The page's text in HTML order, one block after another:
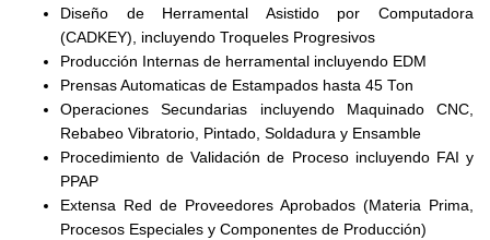
Diseño de Herramental Asistido por Computadora
(CADKEY), incluyendo Troqueles Progresivos
Producción Internas de herramental incluyendo EDM
Prensas Automaticas de Estampados hasta 45 Ton
Operaciones Secundarias incluyendo Maquinado CNC,
Rebabeo Vibratorio, Pintado, Soldadura y Ensamble
Procedimiento de Validación de Proceso incluyendo FAI y
PPAP
Extensa Red de Proveedores Aprobados (Materia Prima,
Procesos Especiales y Componentes de Producción)